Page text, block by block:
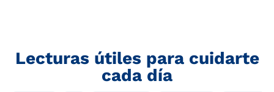
Lecturas útiles para cuidarte
cada día